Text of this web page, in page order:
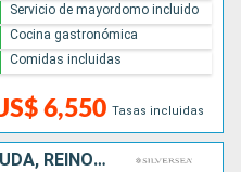
6,550 Tasas incluidas
Servicio de mayordomo incluido
Cocina gastronómica
Comidas incluidas
FRANCIA, ANTIGUA Y BARBUDA, REINO UNIDO, PUERTO RICO